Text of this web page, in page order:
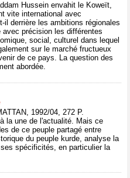
Hussein envahit le Koweït,
vite international avec
il derrière les ambitions régionales
précision les différentes
social, culturel dans lequel
sur le marché fructueux
de ce pays. La question des
abordée.
1992/04, 272 P.
la une de l'actualité. Mais ce
de ce peuple partagé entre
du peuple kurde, analyse la
spécificités, en particulier la